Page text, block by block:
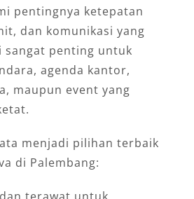
pentingnya ketepatan
dan komunikasi yang
sangat penting untuk
agenda kantor,
maupun event yang
menjadi pilihan terbaik
di Palembang:
terawat untuk